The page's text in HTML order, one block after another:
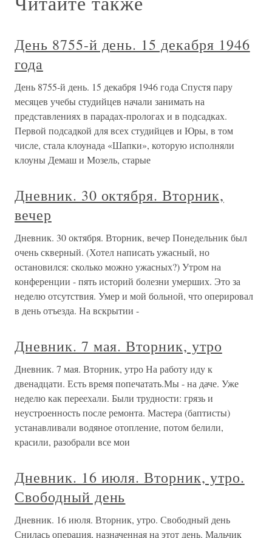
День 8755-й день. 15 декабря 1946
года
День 8755-й день. 15 декабря 1946 года Спустя пару
месяцев учебы студийцев начали занимать на
представлениях в парадах-прологах и в подсадках.
Первой подсадкой для всех студийцев и Юры, в том
числе, стала клоунада «Шапки», которую исполняли
клоуны Демаш и Мозель, старые
Дневник. 30 октября. Вторник,
вечер
Дневник. 30 октября. Вторник, вечер Понедельник был
очень скверный. (Хотел написать ужасный, но
остановился: сколько можно ужасных?) Утром на
конференции - пять историй болезни умерших. Это за
неделю отсутствия. Умер и мой больной, что оперировал
в день отъезда. На вскрытии -
Дневник. 7 мая. Вторник, утро
Дневник. 7 мая. Вторник, утро На работу иду к
двенадцати. Есть время попечатать.Мы - на даче. Уже
неделю как переехали. Были трудности: грязь и
неустроенность после ремонта. Мастера (баптисты)
устанавливали водяное отопление, потом белили,
красили, разобрали все мои
Дневник. 16 июля. Вторник, утро.
Свободный день
Дневник. 16 июля. Вторник, утро. Свободный день
Снилась операция, назначенная на этот день. Мальчик